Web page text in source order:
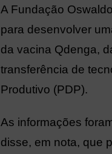
A Fundação
para desenvolver
da vacina Qdenga,
transferência de
Produtivo (PDP).
As informações
disse, em nota, que